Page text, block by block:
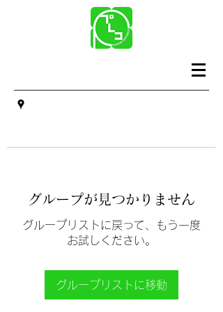
グループが見つかりません
グループリストに戻って、もう一度
お試しください。
グループリストに移動